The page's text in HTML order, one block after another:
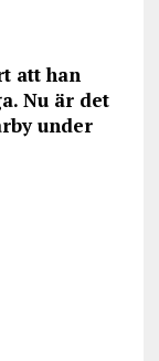
att han
Nu är det
under